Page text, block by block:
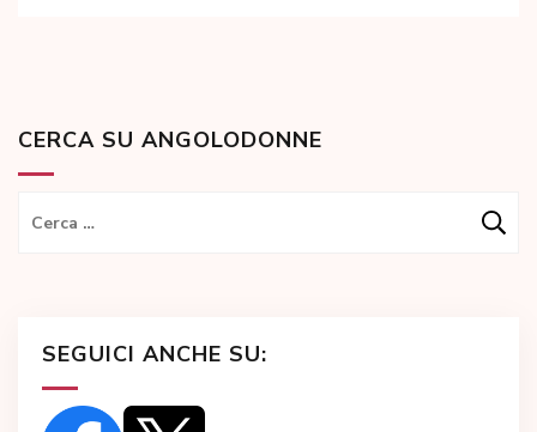
CERCA SU ANGOLODONNE
Ricerca
SEGUICI ANCHE SU: